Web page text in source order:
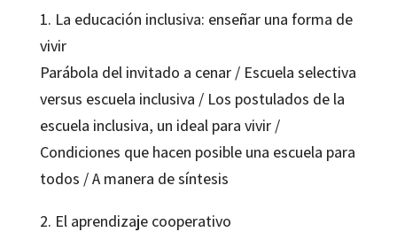
1. La educación inclusiva: enseñar una forma de
vivir
Parábola del invitado a cenar / Escuela selectiva
versus escuela inclusiva / Los postulados de la
escuela inclusiva, un ideal para vivir /
Condiciones que hacen posible una escuela para
todos / A manera de síntesis
2. El aprendizaje cooperativo